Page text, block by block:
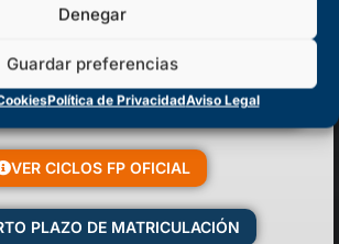
Denegar
Guardar preferencias
Política de PrivacidadAviso Legal
VER CICLOS FP OFICIAL
PLAZO DE MATRICULACIÓN